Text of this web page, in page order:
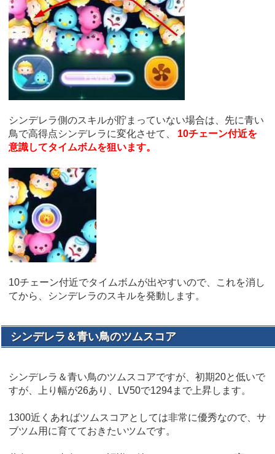
シンデレラ側のスキルが貯まっていない場合は、先に青い
鳥で高得点シンデレラに変化させて、
10チェーン付近を
意識してタイムボムを狙います。
10チェーン付近でタイムボムが出やすいので、これを消し
てから、シンデレラのスキルを発動します。
シンデレラ＆青い鳥のツムスコア
シンデレラ＆青い鳥のツムスコアですが、初期20と低いで
すが、上り幅が26あり、LV50で1294まで上昇します。
1300近くあればツムスコアとしては非常に優秀なので、サ
ブツム用に育てておきたいツムです。